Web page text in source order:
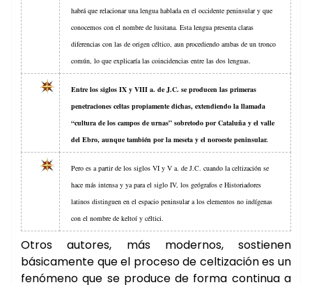
habrá que relacionar una lengua hablada en el occidente peninsular y que
conocemos con el nombre de lusitana. Esta lengua presenta claras
diferencias con las de origen céltico, aun procediendo ambas de un tronco
común, lo que explicaría las coincidencias entre las dos lenguas.
Entre los siglos IX y VIII a. de J.C. se producen las primeras
penetraciones celtas propiamente dichas, extendiendo la llamada
“cultura de los campos de urnas” sobretodo por Cataluña y el valle
del Ebro, aunque también por la meseta y el noroeste peninsular.
Pero es a partir de los siglos VI y V a. de J.C. cuando la celtización se
hace más intensa y ya para el siglo IV, los geógrafos e Historiadores
latinos distinguen en el espacio peninsular a los elementos no indígenas
con el nombre de keltoí y céltici.
Otros autores, más modernos, sostienen
básicamente que el proceso de celtización es un
fenómeno que se produce de forma continua a